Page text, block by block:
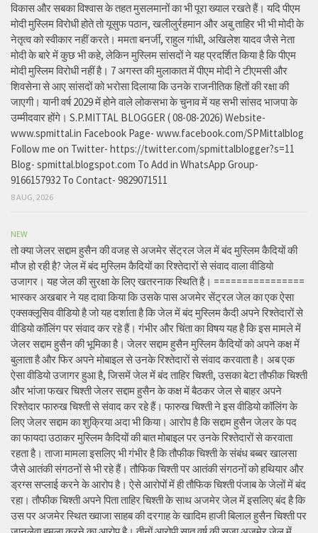
विकास और सबका विश्वास के तहत मुसलमानों का भी पूरा ख्याल रखते हैं। यदि पीएम
मोदी मुस्लिम विरोधी होते तो यूसुफ पठान, खलीलुर्रहमान और अबु ताहिर भी भी मोदी के
नेतृत्व को स्वीकार नहीं करते। ममता बनर्जी, राहुल गांधी, अखिलेश यादव जैसे नेता
मोदी के बारे में कुछ भी कहे, लेकिन मुस्लिम सांसदों ने यह प्रदर्शित किया है कि पीएम
मोदी मुस्लिम विरोधी नहीं है। 7 अगस्त की मुलाकात में पीएम मोदी ने टीएमसी और
शिवसेना से आए सांसदों को भरोसा दिलाया कि उनके राजनीतिक हितों की रक्षा की
जाएगी। यानी वर्ष 2029 में होने वाले लोकसभा के चुनाव में यह सभी सांसद भाजपा के
उम्मीदवार होंगे। S.P.MITTAL BLOGGER ( 08-08-2026) Website-
www.spmittal.in Facebook Page- www.facebook.com/SPMittalblog
Follow me on Twitter- https://twitter.com/spmittalblogger?s=11
Blog- spmittal.blogspot.com To Add in WhatsApp Group-
9166157932 To Contact- 9829071511
8 AUG, 2026
NEW
तो क्या जेलर सद्दाम हुसैन की वजह से अजमेर सेंट्रल जेल में बंद मुस्लिम कैदियों की
मौज हो रही है? जेल में बंद मुस्लिम कैदियों का रिश्तेदारों से संवाद वाला वीडियो
उजागर। यह जेल की सुरक्षा के लिए खतरनाक स्थिति है। ================
भास्कर अखबार ने यह दावा किया कि उसके पास अजमेर सेंट्रल जेल का एक ऐसा
एक्सक्लूसिव वीडियो है जो यह दर्शाता है कि जेल में बंद मुस्लिम कैदी अपने रिश्तेदारों से
वीडियो कॉलिंग पर संवाद कर रहे हैं। गंभीर और चिंता का विषय यह है कि इस मामले में
जेलर सद्दाम हुसैन की भूमिका है। जेलर सद्दाम हुसैन मुस्लिम कैदियों को अपने कक्ष में
बुलाता है और फिर अपने मोबाइल से उनके रिश्तेदारों से संवाद करवाता है। अब एक
ऐसा वीडियो उजागर हुआ है, जिसमें जेल में बंद ताहिर चिश्ती, उसका बेटा तौफीक चिश्ती
और भांजा फखर चिश्ती जेलर सद्दाम हुसैन के कक्ष में बैठकर जेल से बाहर अपने
रिश्तेदार फारुख चिश्ती से संवाद कर रहे हैं। फारुख चिश्ती ने इस वीडियो कॉलिंग के
लिए जेलर सद्दाम का शुक्रिया अदा भी किया। आरोप है कि सद्दाम हुसैन जेलर के पद
का फायदा उठाकर मुस्लिम कैदियों की बात मोबाइल पर उनके रिश्तेदारों से करवाता
रहता है। ताजा मामला इसलिए भी गंभीर है कि तौफीक चिश्ती के संबंध बब्बर खालसा
जैसे आतंकी संगठनों से भी रहे हैं। तौफिक चिश्ती पर आतंकी संगठनों को हथियार और
ड्रग्स सप्लाई करने के आरोप है। ऐसे आरोपों में ही तौफिक चिश्ती पंजाब के जेलों में बंद
रहा। तौफीक चिश्ती अपने पिता ताहिर चिश्ती के साथ अजमेर जेल में इसलिए बंद है कि
उस पर अजमेर स्थित ख्वाजा साहब की दरगाह के खादिम हाजी बिलाल हुसैन चिश्ती पर